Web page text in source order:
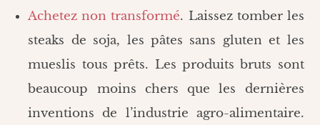
Achetez non transformé. Laissez tomber les
steaks de soja, les pâtes sans gluten et les
mueslis tous prêts. Les produits bruts sont
beaucoup moins chers que les dernières
inventions de l’industrie agro-alimentaire.